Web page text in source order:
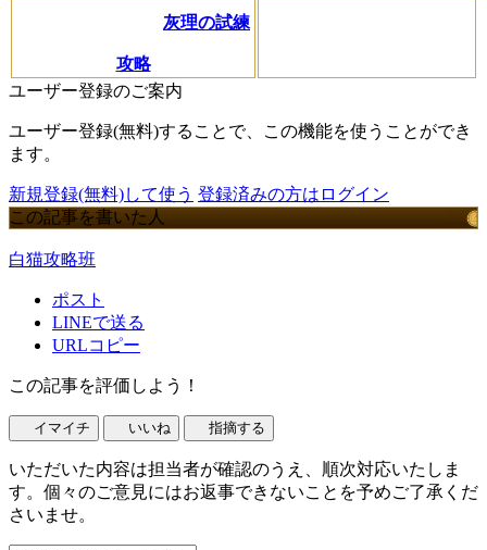
灰理の試練
攻略
ユーザー登録のご案内
ユーザー登録(無料)することで、この機能を使うことができ
ます。
新規登録(無料)して使う 登録済みの方はログイン
この記事を書いた人
白猫攻略班
ポスト
LINEで送る
URLコピー
この記事を評価しよう！
イマイチ いいね 指摘する
いただいた内容は担当者が確認のうえ、順次対応いたしま
す。個々のご意見にはお返事できないことを予めご了承くだ
さいませ。